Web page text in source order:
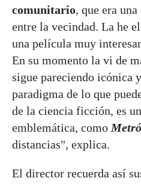
comunitario, que era
entre la vecindad. La he
una película muy
En su momento la vi de
sigue pareciendo icónica
paradigma de lo que
de la ciencia ficción, es
emblemática, como
distancias", explica.
El director recuerda así